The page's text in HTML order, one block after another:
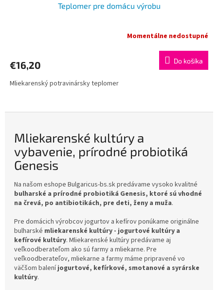
Teplomer pre domácu výrobu
Momentálne nedostupné
€16,20 Do košíka
Mliekarenský potravinársky teplomer
Mliekarenské kultúry a
vybavenie, prírodné probiotiká
Genesis
Na našom eshope Bulgaricus-bs.sk predávame vysoko kvalitné
bulharské a prírodné probiotiká Genesis, ktoré sú vhodné
na črevá, po antibiotikách, pre deti, ženy a muža.
Pre domácich výrobcov jogurtov a kefírov ponúkame originálne
bulharské mliekarenské kultúry - jogurtové kultúry a
kefírové kultúry. Mliekarenské kultúry predávame aj
veľkoodberateľom ako sú farmy a mliekarne. Pre
veľkoodberateľov, mliekarne a farmy máme pripravené vo
väčšom baleníjogurtové, kefírkové, smotanové a syrárske
kultúry.